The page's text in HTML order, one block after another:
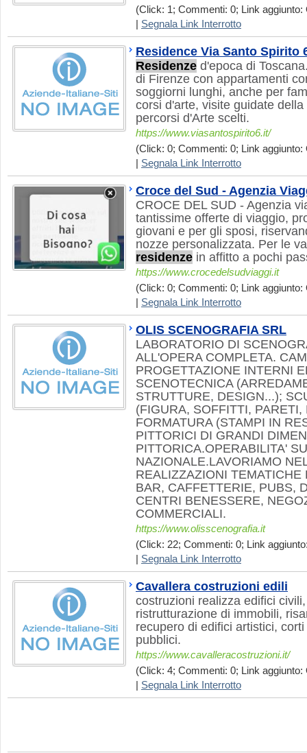
(Click: 1; Commenti: 0; Link aggiunto:
Segnala Link Interrotto
Residence Via Santo Spirito
Residenze d'epoca di
di Firenze con appartamenti
soggiorni lunghi, anche per
corsi d'arte, visite guidate
percorsi d'Arte scelti.
https://www.viasantospirito6.it/
(Click: 0; Commenti: 0; Link aggiunto:
Segnala Link Interrotto
Croce del Sud - Agenzia
CROCE DEL SUD - Agenzia
tantissime offerte di viaggio,
giovani e per gli sposi,
nozze personalizzata. Per le
residenze in affitto a pochi
https://www.crocedelsudviaggi.it
(Click: 0; Commenti: 0; Link aggiunto:
Segnala Link Interrotto
OLIS SCENOGRAFIA SRL
LABORATORIO DI
ALL'OPERA COMPLETA.
PROGETTAZIONE INTERNI
SCENOTECNICA
STRUTTURE, DESIGN...);
(FIGURA, SOFFITTI, PARETI,
FORMATURA (STAMPI IN
PITTORICI DI GRANDI
PITTORICA.OPERABILITA'
NAZIONALE.LAVORIAMO
REALIZZAZIONI
BAR, CAFFETTERIE, PUBS,
CENTRI BENESSERE,
COMMERCIALI.
https://www.olisscenografia.it
(Click: 22; Commenti: 0; Link
Segnala Link Interrotto
Cavallera costruzioni edili
costruzioni realizza edifici
ristrutturazione di immobili,
recupero di edifici artistici,
pubblici.
https://www.cavalleracostruzioni.it/
(Click: 4; Commenti: 0; Link aggiunto:
Segnala Link Interrotto